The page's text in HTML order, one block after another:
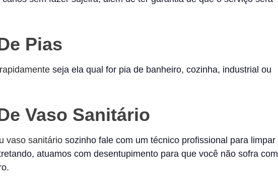
Pias
seja ela qual for pia de banheiro, cozinha, industrial ou
Vaso Sanitário
vaso sanitário sozinho fale com um técnico profissional para limpar
atuamos com desentupimento para que você não sofra com